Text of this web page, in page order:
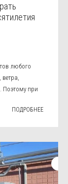
любого
Поэтому при
ПОДРОБНЕЕ